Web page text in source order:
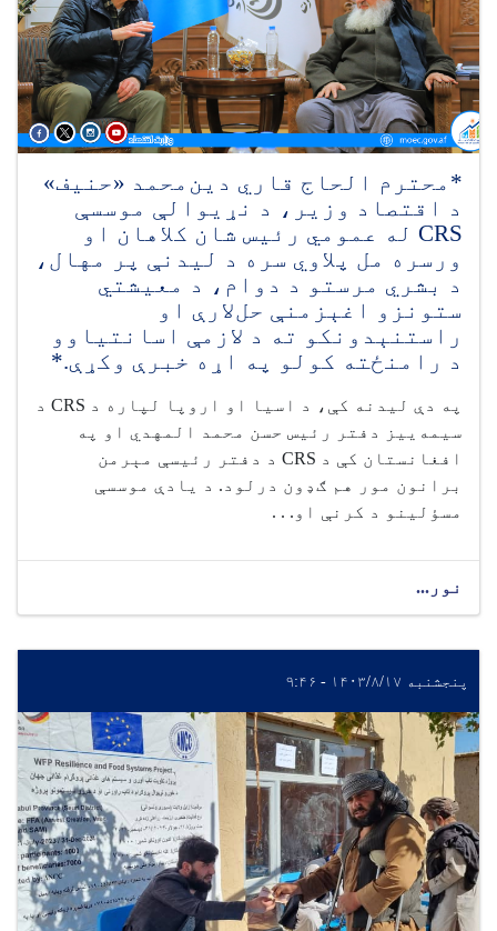
*محترم الحاج قاري دین‌محمد «حنیف»
د اقتصاد وزیر، د نړیوالې موسسې
CRS له عمومي رئیس شان کلاهان او
ورسره مل پلاوي سره د لیدنې پر مهال،
د بشري مرستو د دوام، د معیشتي
ستونزو اغېزمنې حل‌لارې او
راستنېدونکو ته د لازمې اسانتیاوو
د رامنځته کولو په اړه خبرې وکړې.*
په دې لیدنه کې، د اسیا او اروپا لپاره د CRS د
سیمه‌ییز دفتر رئیس حسن محمد المهدي او په
افغانستان کې د CRS د دفتر رئیسې مېرمن
برانون مور هم ګډون درلود. د یادې موسسې
مسؤلینو د کرنې او. . .
نور...
پنجشنبه ۱۴۰۳/۸/۱۷ - ۹:۴۶